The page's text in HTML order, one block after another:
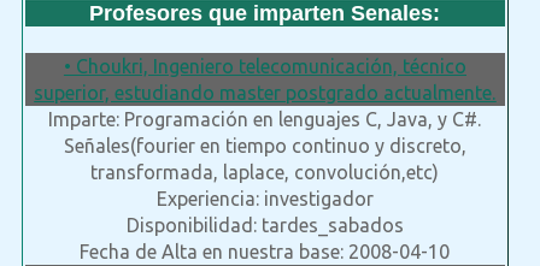
Profesores que imparten Senales:
• Choukri, Ingeniero telecomunicación, técnico
superior, estudiando master postgrado actualmente.
Imparte: Programación en lenguajes C, Java, y C#.
Señales(fourier en tiempo continuo y discreto,
transformada, laplace, convolución,etc)
Experiencia: investigador
Disponibilidad: tardes_sabados
Fecha de Alta en nuestra base: 2008-04-10